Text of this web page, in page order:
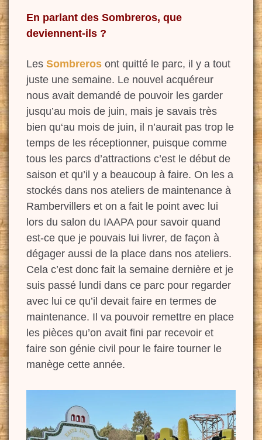
En parlant des Sombreros, que
deviennent-ils ?
Les Sombreros ont quitté le parc, il y a tout
juste une semaine. Le nouvel acquéreur
nous avait demandé de pouvoir les garder
jusqu’au mois de juin, mais je savais très
bien qu‘au mois de juin, il n’aurait pas trop le
temps de les réceptionner, puisque comme
tous les parcs d’attractions c’est le début de
saison et qu’il y a beaucoup à faire. On les a
stockés dans nos ateliers de maintenance à
Rambervillers et on a fait le point avec lui
lors du salon du IAAPA pour savoir quand
est-ce que je pouvais lui livrer, de façon à
dégager aussi de la place dans nos ateliers.
Cela c’est donc fait la semaine dernière et je
suis passé lundi dans ce parc pour regarder
avec lui ce qu’il devait faire en termes de
maintenance. Il va pouvoir remettre en place
les pièces qu’on avait fini par recevoir et
faire son génie civil pour le faire tourner le
manège cette année.